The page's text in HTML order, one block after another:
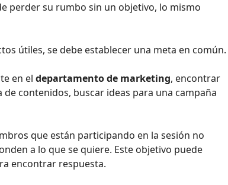
perder su rumbo sin un objetivo, lo mismo
útiles, se debe establecer una meta en común.
en eldepartamento de marketing, encontrar
contenidos, buscar ideas para una campaña
que están participando en la sesión no
a lo que se quiere. Este objetivo puede
encontrar respuesta.